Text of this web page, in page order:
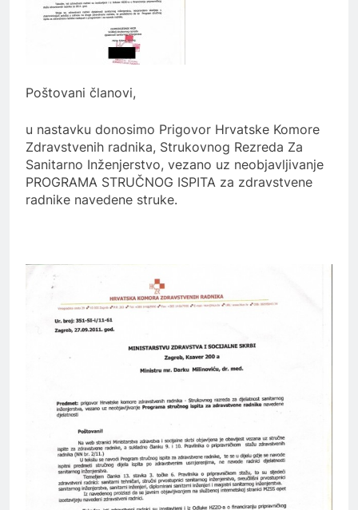
Poštovani članovi,
u nastavku donosimo Prigovor Hrvatske Komore
Zdravstvenih radnika, Strukovnog Rezreda Za
Sanitarno Inženjerstvo, vezano uz neobjavljivanje
PROGRAMA STRUČNOG ISPITA za zdravstvene
radnike navedene struke.